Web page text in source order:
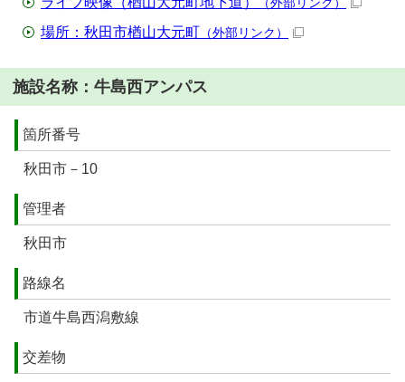
場所：秋田市楢山大元町 （外部リンク）
施設名称：牛島西アンパス
箇所番号
秋田市－10
管理者
秋田市
路線名
市道牛島西潟敷線
交差物